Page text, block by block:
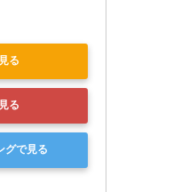
る
る
グで見る